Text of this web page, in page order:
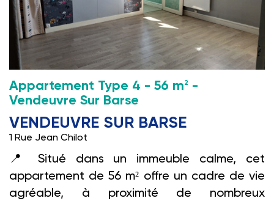
Appartement Type 4 - 56 m2
-
Vendeuvre Sur Barse
VENDEUVRE SUR BARSE
1 Rue Jean Chilot
📍
Situé dans un immeuble calme, cet
appartement de 56 m² offre un cadre de vie
agréable, à proximité de nombreux